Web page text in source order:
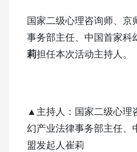
国家二级心理咨询师、
事务部主任、中国首家科
莉担任本次活动主持人。
▲主持人：国家二级心理
幻产业法律事务部主任、
盟发起人崔莉